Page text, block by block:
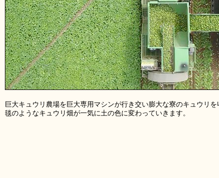
巨大キュウリ農場を巨大専用マシンが行き交い膨大な寮のキュウリ
毯のようなキュウリ畑が一気に土の色に変わっていきます。